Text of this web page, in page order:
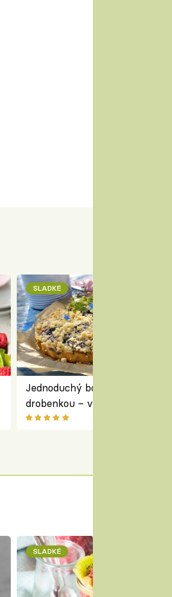
SLADKÉ
Jednoduchý borůvkový koláč s
drobenkou – vláčný moučník
ovoce
SLADKÉ